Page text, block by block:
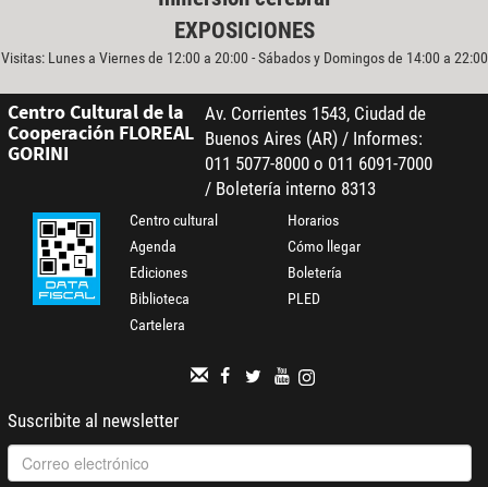
EXPOSICIONES
Visitas: Lunes a Viernes de 12:00 a 20:00 - Sábados y Domingos de 14:00 a 22:00
Centro Cultural de la
Cooperación FLOREAL
GORINI
Av. Corrientes 1543, Ciudad de
Buenos Aires (AR) / Informes:
011 5077-8000 o 011 6091-7000
/ Boletería interno 8313
Centro cultural
Agenda
Ediciones
Biblioteca
Cartelera
Horarios
Cómo llegar
Boletería
PLED
Suscribite al newsletter